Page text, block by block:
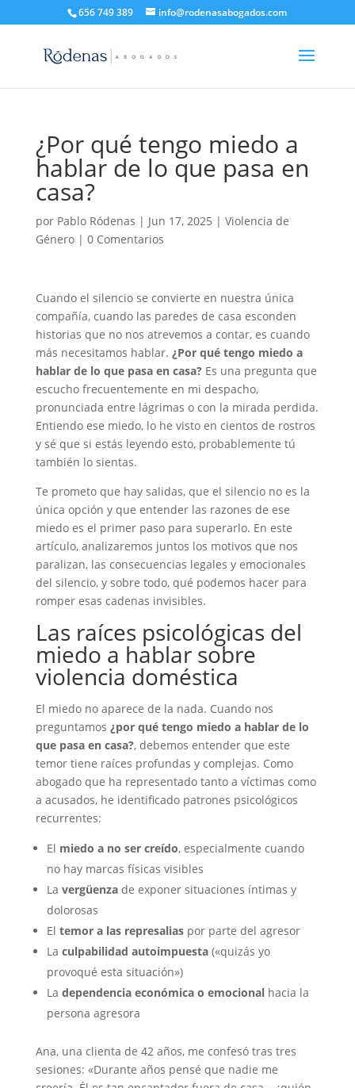
656 749 389 info@rodenasabogados.com
¿Por qué tengo miedo a
hablar de lo que pasa en
casa?
por Pablo Ródenas | Jun 17, 2025 | Violencia de
Género| 0 Comentarios
Cuando el silencio se convierte en nuestra única
compañía, cuando las paredes de casa esconden
historias que no nos atrevemos a contar, es cuando
más necesitamos hablar. ¿Por qué tengo miedo a
hablar de lo que pasa en casa?Es una pregunta que
escucho frecuentemente en mi despacho,
pronunciada entre lágrimas o con la mirada perdida.
Entiendo ese miedo, lo he visto en cientos de rostros
y sé que si estás leyendo esto, probablemente tú
también lo sientas.
Te prometo que hay salidas, que el silencio no es la
única opción y que entender las razones de ese
miedo es el primer paso para superarlo. En este
artículo, analizaremos juntos los motivos que nos
paralizan, las consecuencias legales y emocionales
del silencio, y sobre todo, qué podemos hacer para
romper esas cadenas invisibles.
Las raíces psicológicas del
miedo a hablar sobre
violencia doméstica
El miedo no aparece de la nada. Cuando nos
preguntamos ¿por qué tengo miedo a hablar de lo
que pasa en casa?, debemos entender que este
temor tiene raíces profundas y complejas. Como
abogado que ha representado tanto a víctimas como
a acusados, he identificado patrones psicológicos
recurrentes:
El miedo a no ser creído, especialmente cuando
no hay marcas físicas visibles
La vergüenzade exponer situaciones íntimas y
dolorosas
El temor a las represaliaspor parte del agresor
La culpabilidad autoimpuesta(«quizás yo
provoqué esta situación»)
La dependencia económica o emocionalhacia la
persona agresora
Ana, una clienta de 42 años, me confesó tras tres
sesiones: «Durante años pensé que nadie me